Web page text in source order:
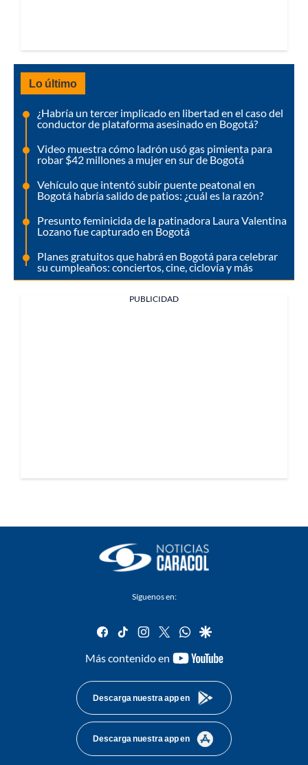
Lo último
¿Habría un tercer implicado en libertad en el caso del
conductor de plataforma asesinado en Bogotá?
Video muestra cómo ladrón usó gas pimienta para
robar $42 millones a mujer en sur de Bogotá
Vehículo que intentó subir puente peatonal en
Bogotá habría salido de patios: ¿cuál es la razón?
Presunto feminicida de la patinadora Laura Valentina
Lozano fue capturado en Bogotá
Planes gratuitos que habrá en Bogotá para celebrar
su cumpleaños: conciertos, cine, ciclovía y más
PUBLICIDAD
Síguenos en:
facebook
tiktok instagram
twitterwhatsapp
google
Más contenido en
youtube-
Descarga nuestra app en
Descarga nuestra app en